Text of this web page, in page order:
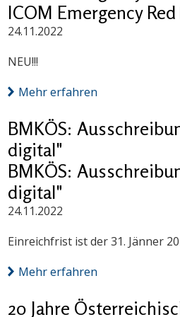
ICOM Emergency
24.11.2022
NEU!!!
Mehr erfahren
BMKÖS:
digital"
BMKÖS:
digital"
24.11.2022
Einreichfrist ist der 31. Jänner
Mehr erfahren
20 Jahre